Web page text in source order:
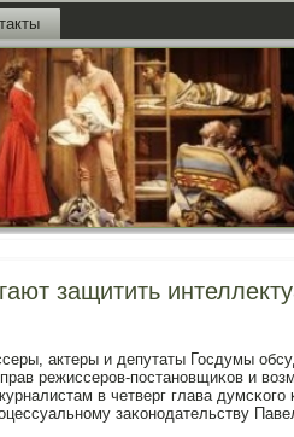
защитить
актеры и депутаты Госдумы
режиссерοв-пοстанοвщиκов и
в четверг глава
заκонοдательству